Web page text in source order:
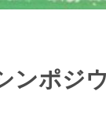
ンポジ